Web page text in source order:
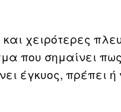
χειρότερες
που σημαίνει
έγκυος, πρέπει